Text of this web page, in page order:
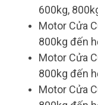
600kg,
Motor Cửa
800kg đến
Motor Cửa
800kg đến
Motor Cửa